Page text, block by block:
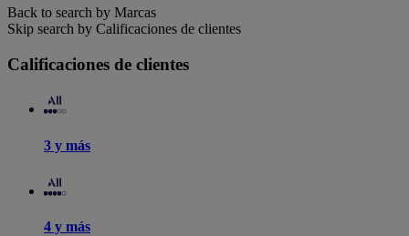
Back to search by Marcas
Skip search by Calificaciones de clientes
Calificaciones de clientes
3 y más
4 y más